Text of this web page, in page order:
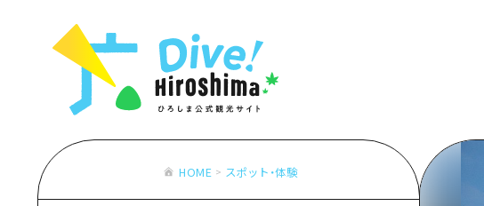
モデルお
おすすめ
世界遺産
お役立ち情報一覧
アクセス
二次交通まとめ
ボランテ
ユニバ
HOME スポット・体験